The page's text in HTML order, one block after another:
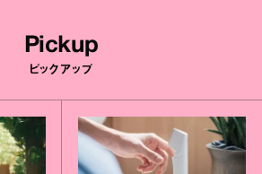
Pickup
ピックアップ